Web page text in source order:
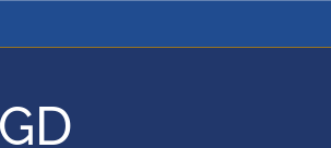
Ministério da Justiça e
Ministério da
Ministério da Educação